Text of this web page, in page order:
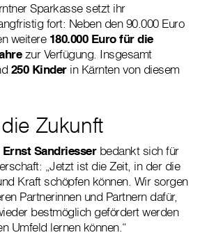
Sparkasse setzt ihr
fort: Neben den 90.000 Euro
weitere 180.000 Euro für die
zur Verfügung. Insgesamt
250 Kinderin Kärnten von diesem
Zukunft
Ernst Sandriesserbedankt sich für
„Jetzt ist die Zeit, in der die
Kraft schöpfen können. Wir sorgen
Partnerinnen und Partnern dafür,
bestmöglich gefördert werden
Umfeld lernen können.“